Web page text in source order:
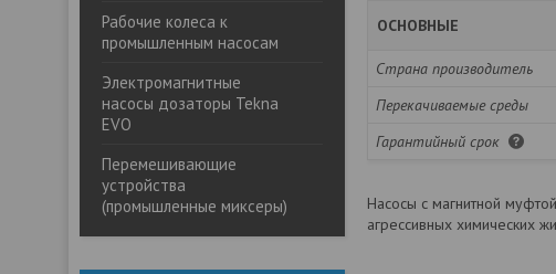
Рабочие колеса к
промышленным насосам
Электромагнитные
насосы дозаторы Tekna
EVO
Перемешивающие
устройства
(промышленные миксеры)
ОСНОВНЫЕ
Страна производитель
Перекачиваемые среды
Гарантийный срок
Насосы с магнитной
агрессивных химических